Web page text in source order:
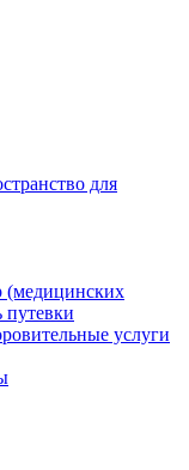
для
(медицинских
путевки
услуги